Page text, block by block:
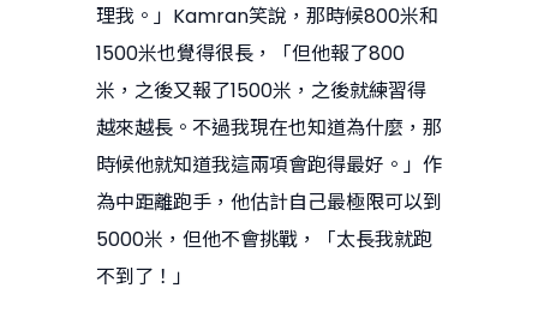
理我。」Kamran笑說，那時候800米和
1500米也覺得很長，「但他報了800
米，之後又報了1500米，之後就練習得
越來越長。不過我現在也知道為什麼，那
時候他就知道我這兩項會跑得最好。」作
為中距離跑手，他估計自己最極限可以到
5000米，但他不會挑戰，「太長我就跑
不到了！」